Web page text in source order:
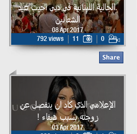
.الجالية اللبنانية في دبي احيت عيد
الشعانين‬‎
08 Apr 2017
792 views
11 0
الإعلامي الذي كاد ان ينفصل عن
زوجته بسبب هيفاء !
03 Apr 2017